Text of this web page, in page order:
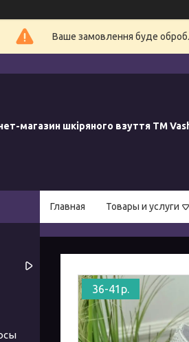
Ваше замовлення буде
магазин шкіряного взуття ТМ
Главная Товары и услуги
36-41р.